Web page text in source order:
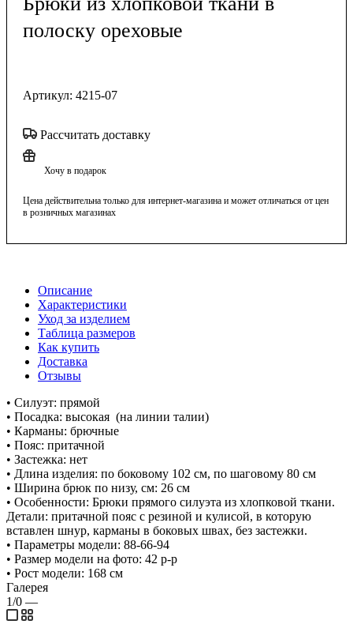
полоску ореховые
Артикул: 4215-07
Рассчитать доставку
Хочу в подарок
Цена действительна только для интернет-магазина и может отличаться от цен
в розничных магазинах
Описание
Характеристики
Уход за изделием
Таблица размеров
Как купить
Доставка
Отзывы
• Силуэт: прямой
• Посадка: высокая (на линии талии)
• Карманы: брючные
• Пояс: притачной
• Застежка: нет
• Длина изделия: по боковому 102 см, по шаговому 80 см
• Ширина брюк по низу, см: 26 см
• Особенности: Брюки прямого силуэта из хлопковой ткани.
Детали: притачной пояс с резиной и кулисой, в которую
вставлен шнур, карманы в боковых швах, без застежки.
• Параметры модели: 88-66-94
• Размер модели на фото: 42 р-р
• Рост модели: 168 см
Галерея
1/0 —